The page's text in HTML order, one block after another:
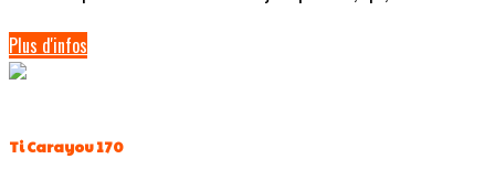
Plus d'infos
Ti Carayou 170